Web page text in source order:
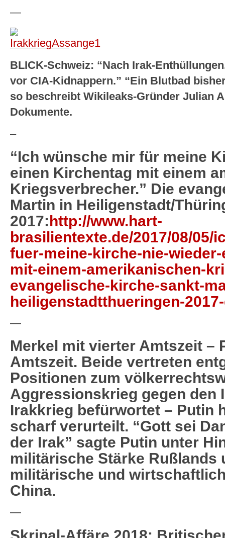
—
BLICK-Schweiz: “Nach Irak-
vor CIA-Kidnappern.” “Ein Blutbad
so beschreibt Wikileaks-Gründer Julian
Dokumente.
–
“Ich wünsche mir für meine
einen Kirchentag mit einem
Kriegsverbrecher.” Die
Martin in Heiligenstadt/
2017: http://www.hart-
brasilientexte.de/2017/08/05/
fuer-meine-kirche-nie-
mit-einem-amerikanischen-
evangelische-kirche-sankt-
heiligenstadtthueringen-
—
Merkel mit vierter Amtszeit –
Amtszeit. Beide vertreten
Positionen zum
Aggressionskrieg gegen den
Irakkrieg befürwortet – Putin
scharf verurteilt. “Gott sei
der Irak” sagte Putin unter
militärische Stärke Rußlands
militärische und
China.
—